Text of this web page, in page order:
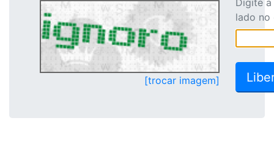
[trocar imagem]
Digite
lado no